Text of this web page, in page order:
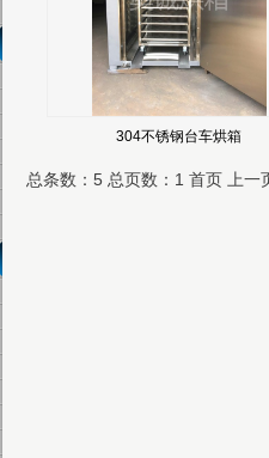
304不锈钢台车烘箱
总条数：5 总页数：1 首页 上一